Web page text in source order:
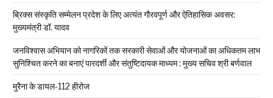
ब्रिक्स संस्कृति सम्मेलन प्रदेश के लिए अत्यंत गौरवपूर्ण और ऐतिहासिक अवसर:
मुख्यमंत्री डॉ. यादव
जनविश्वास अभियान को नागरिकों तक सरकारी सेवाओं और योजनाओं का अधिकतम लाभ
सुनिश्चित करने का बनाएं पारदर्शी और संतुष्टिदायक माध्यम : मुख्य सचिव श्री बर्णवाल
मुरैना के डायल-112 हीरोज